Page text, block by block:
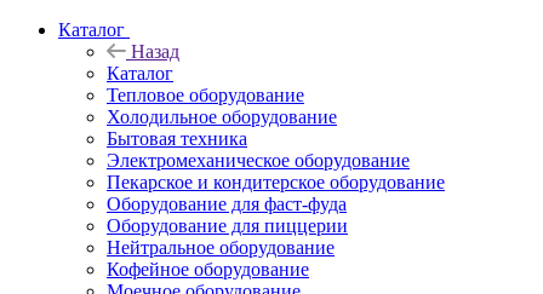
Каталог
Назад
Каталог
Тепловое оборудование
Холодильное оборудование
Бытовая техника
Электромеханическое оборудование
Пекарское и кондитерское оборудование
Оборудование для фаст-фуда
Оборудование для пиццерии
Нейтральное оборудование
Кофейное оборудование